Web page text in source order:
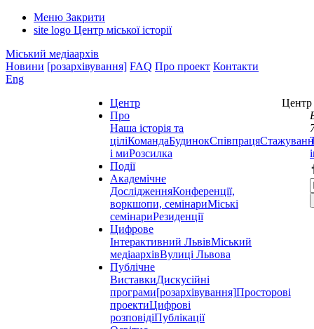
Меню Закрити
site logo Центр міської історії
Міський медіаархів
Новини [розархівування] FAQ Про проект Контакти
Eng
Центр
Про
Наша історія та
ціліКомандаБудинокСпівпраця
і миРозсилка
Події
Академічне
ДослідженняКонференції,
воркшопи, семінариМіські
семінариРезиденції
Цифрове
Інтерактивний ЛьвівМіський
медіаархівВулиці Львова
Публічне
ВиставкиДискусійні
програми[розархівування]Просторові
проектиЦифрові
розповідіПублікації
Центр